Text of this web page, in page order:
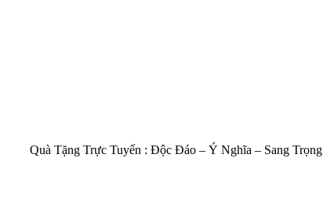
Quà Tặng Trực Tuyến : Độc Đáo – Ý Nghĩa – Sang Trọng